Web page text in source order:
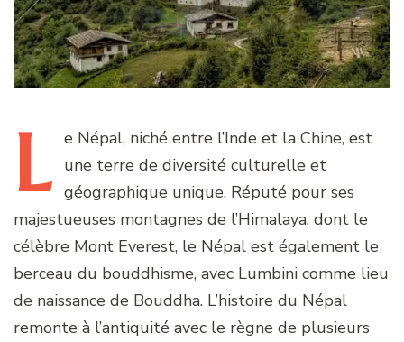
L e Népal, niché entre l’Inde et la Chine, est
une terre de diversité culturelle et
géographique unique. Réputé pour ses
majestueuses montagnes de l’Himalaya, dont le
célèbre Mont Everest, le Népal est également le
berceau du bouddhisme, avec Lumbini comme lieu
de naissance de Bouddha. L’histoire du Népal
remonte à l’antiquité avec le règne de plusieurs